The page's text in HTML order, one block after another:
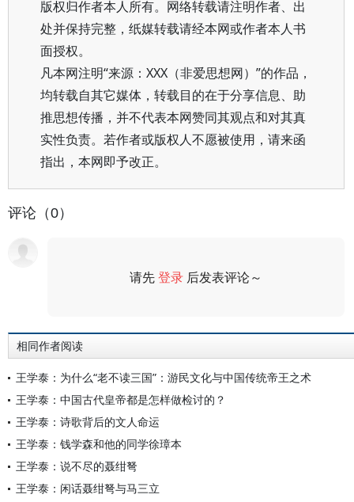
版权归作者本人所有。网络转载请注明作者、出
处并保持完整，纸媒转载请经本网或作者本人书
面授权。
凡本网注明“来源：XXX（非爱思想网）”的作品，
均转载自其它媒体，转载目的在于分享信息、助
推思想传播，并不代表本网赞同其观点和对其真
实性负责。若作者或版权人不愿被使用，请来函
指出，本网即予改正。
评论（0）
请先登录 后发表评论～
相同作者阅读
王学泰：为什么“老不读三国”：游民文化与中国传统帝王之术
王学泰：中国古代皇帝都是怎样做检讨的？
王学泰：诗歌背后的文人命运
王学泰：钱学森和他的同学徐璋本
王学泰：说不尽的聂绀弩
王学泰：闲话聂绀弩与马三立